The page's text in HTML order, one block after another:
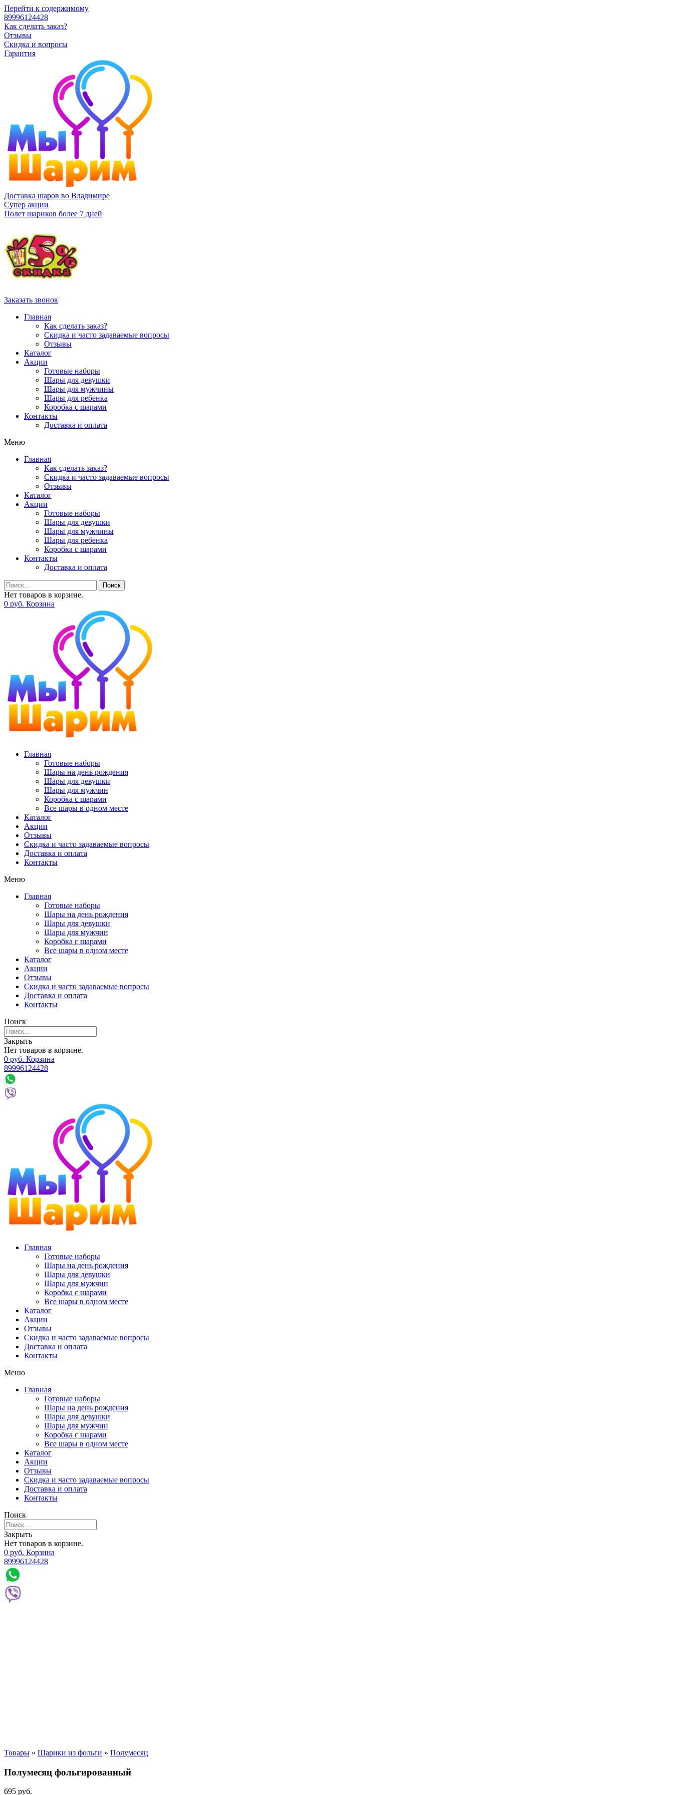
Перейти к содержимому
89996124428
Как сделать заказ?
Отзывы
Скидка и вопросы
Гарантия
Доставка шаров во Владимире
Супер акции
Полет шариков более 7 дней
Заказать звонок
Главная
Как сделать заказ?
Скидка и часто задаваемые вопросы
Отзывы
Каталог
Акции
Готовые наборы
Шары для девушки
Шары для мужчины
Шары для ребенка
Коробка с шарами
Контакты
Доставка и оплата
Меню
Главная
Как сделать заказ?
Скидка и часто задаваемые вопросы
Отзывы
Каталог
Акции
Готовые наборы
Шары для девушки
Шары для мужчины
Шары для ребенка
Коробка с шарами
Контакты
Доставка и оплата
Поиск
Нет товаров в корзине.
0 руб. Корзина
Главная
Готовые наборы
Шары на день рождения
Шары для девушки
Шары для мужчин
Коробка с шарами
Все шары в одном месте
Каталог
Акции
Отзывы
Скидка и часто задаваемые вопросы
Доставка и оплата
Контакты
Меню
Главная
Готовые наборы
Шары на день рождения
Шары для девушки
Шары для мужчин
Коробка с шарами
Все шары в одном месте
Каталог
Акции
Отзывы
Скидка и часто задаваемые вопросы
Доставка и оплата
Контакты
Поиск
Закрыть
Нет товаров в корзине.
0 руб. Корзина
89996124428
Главная
Готовые наборы
Шары на день рождения
Шары для девушки
Шары для мужчин
Коробка с шарами
Все шары в одном месте
Каталог
Акции
Отзывы
Скидка и часто задаваемые вопросы
Доставка и оплата
Контакты
Меню
Главная
Готовые наборы
Шары на день рождения
Шары для девушки
Шары для мужчин
Коробка с шарами
Все шары в одном месте
Каталог
Акции
Отзывы
Скидка и часто задаваемые вопросы
Доставка и оплата
Контакты
Поиск
Закрыть
Нет товаров в корзине.
0 руб. Корзина
89996124428
Товары » Шарики из фольги » Полумесяц
Полумесяц фольгированный
695 руб.